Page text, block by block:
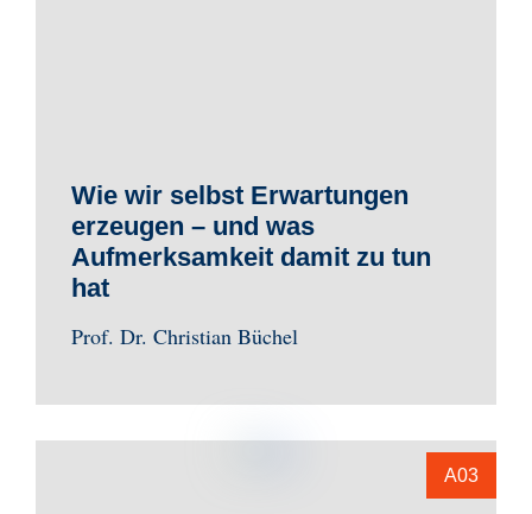
Wie wir selbst Erwartungen
erzeugen – und was
Aufmerksamkeit damit zu tun
hat
Prof. Dr. Christian Büchel
A03